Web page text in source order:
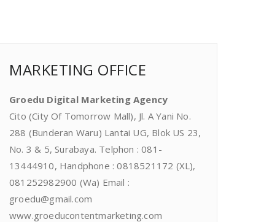
MARKETING OFFICE
Groedu Digital Marketing Agency
Cito (City Of Tomorrow Mall), Jl. A Yani No.
288 (Bunderan Waru) Lantai UG, Blok US 23,
No. 3 & 5, Surabaya. Telphon : 081-
13444910, Handphone : 0818521172 (XL),
081252982900 (Wa) Email :
groedu@gmail.com
www.groeducontentmarketing.com